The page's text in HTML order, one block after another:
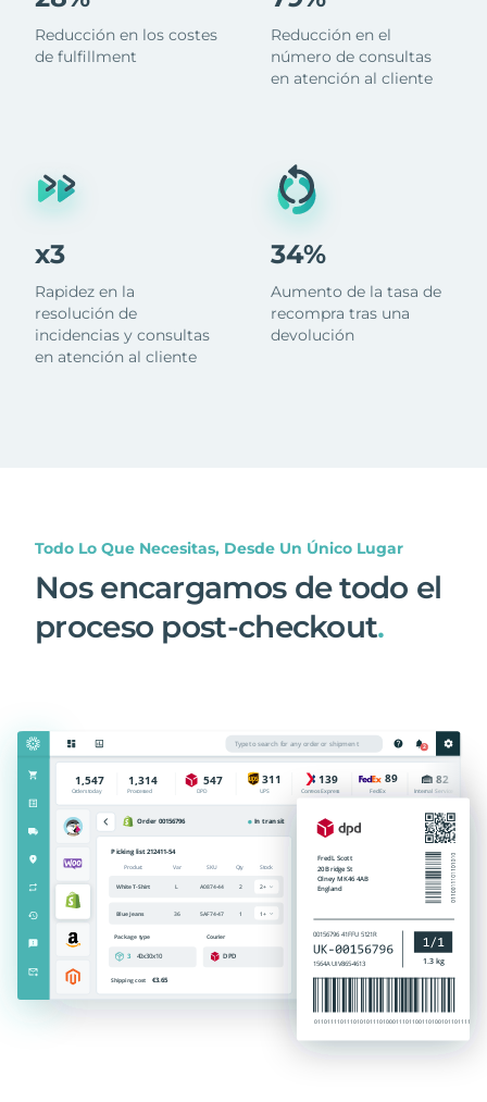
Reducción en los costes
de fulfillment
x3
Rapidez en la
resolución de
incidencias y consultas
en atención al cliente
Reducción en el
número de consultas
en atención al cliente
34%
Aumento de la tasa de
recompra tras una
devolución
Todo Lo Que Necesitas, Desde Un Único Lugar
Nos encargamos de todo el
proceso post-checkout.